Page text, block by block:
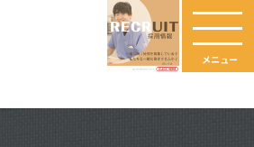
メニュー